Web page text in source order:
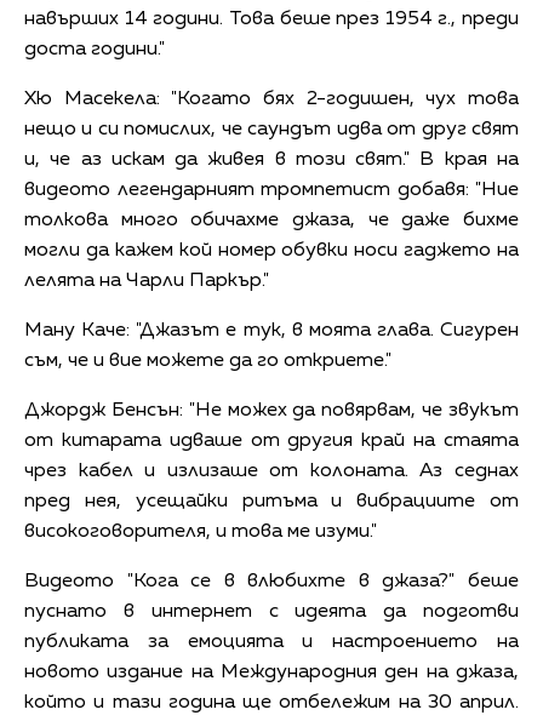
навърших 14 години. Това беше през 1954 г., преди
доста години."
Хю Масекела: "Когато бях 2-годишен, чух това
нещо и си помислих, че саундът идва от друг свят
и, че аз искам да живея в този свят." В края на
видеото легендарният тромпетист добавя: "Ние
толкова много обичахме джаза, че даже бихме
могли да кажем кой номер обувки носи гаджето на
лелята на Чарли Паркър."
Ману Каче: "Джазът е тук, в моята глава. Сигурен
съм, че и вие можете да го откриете."
Джордж Бенсън: "Не можех да повярвам, че звукът
от китарата идваше от другия край на стаята
чрез кабел и излизаше от колоната. Аз седнах
пред нея, усещайки ритъма и вибрациите от
високоговорителя, и това ме изуми."
Видеото "Кога се в влюбихте в джаза?" беше
пуснато в интернет с идеята да подготви
публиката за емоцията и настроението на
новото издание на Международния ден на джаза,
който и тази година ще отбележим на 30 април.